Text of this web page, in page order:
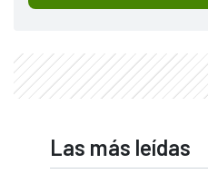
Las más leídas